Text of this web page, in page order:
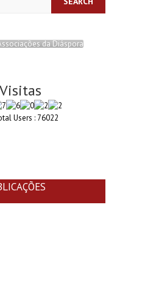
da Diáspora
Visitas
Users : 76022